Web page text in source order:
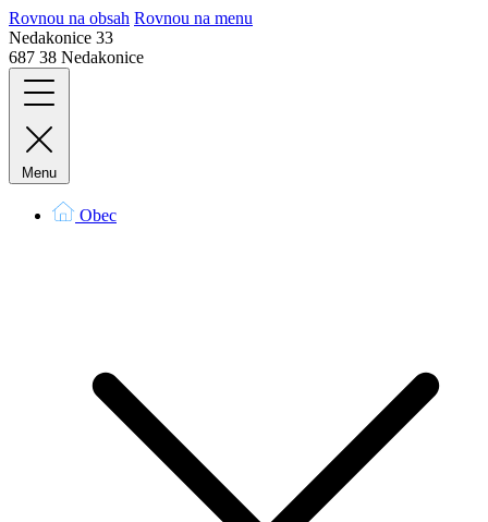
Rovnou na obsah Rovnou na menu
Nedakonice 33
687 38 Nedakonice
Menu
Obec